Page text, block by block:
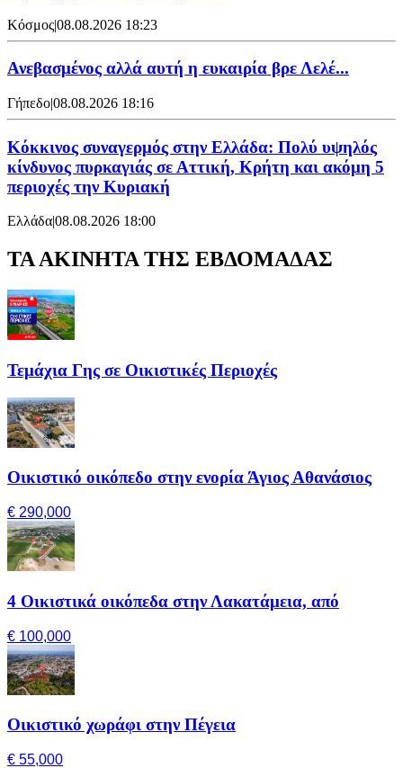
Κόσμος|08.08.2026 18:23
Ανεβασμένος αλλά αυτή η ευκαιρία βρε Λελέ...
Γήπεδο|08.08.2026 18:16
Κόκκινος συναγερμός στην Ελλάδα: Πολύ υψηλός
κίνδυνος πυρκαγιάς σε Αττική, Κρήτη και ακόμη 5
περιοχές την Κυριακή
Ελλάδα|08.08.2026 18:00
ΤΑ ΑΚΙΝΗΤΑ ΤΗΣ ΕΒΔΟΜΑΔΑΣ
Τεμάχια Γης σε Οικιστικές Περιοχές
Οικιστικό οικόπεδο στην ενορία Άγιος Αθανάσιος
€ 290,000
4 Οικιστικά οικόπεδα στην Λακατάμεια, από
€ 100,000
Οικιστικό χωράφι στην Πέγεια
€ 55,000